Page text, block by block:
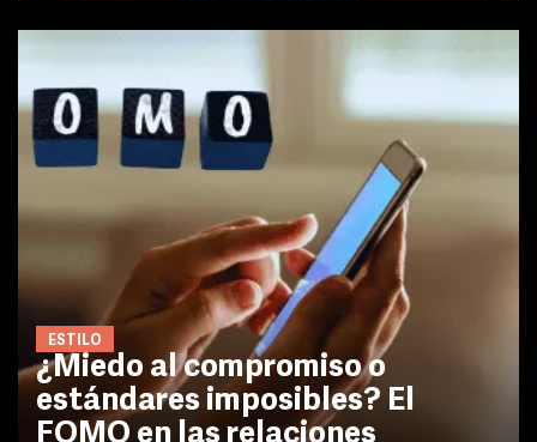
ESTILO
¿Miedo al compromiso o
estándares imposibles? El